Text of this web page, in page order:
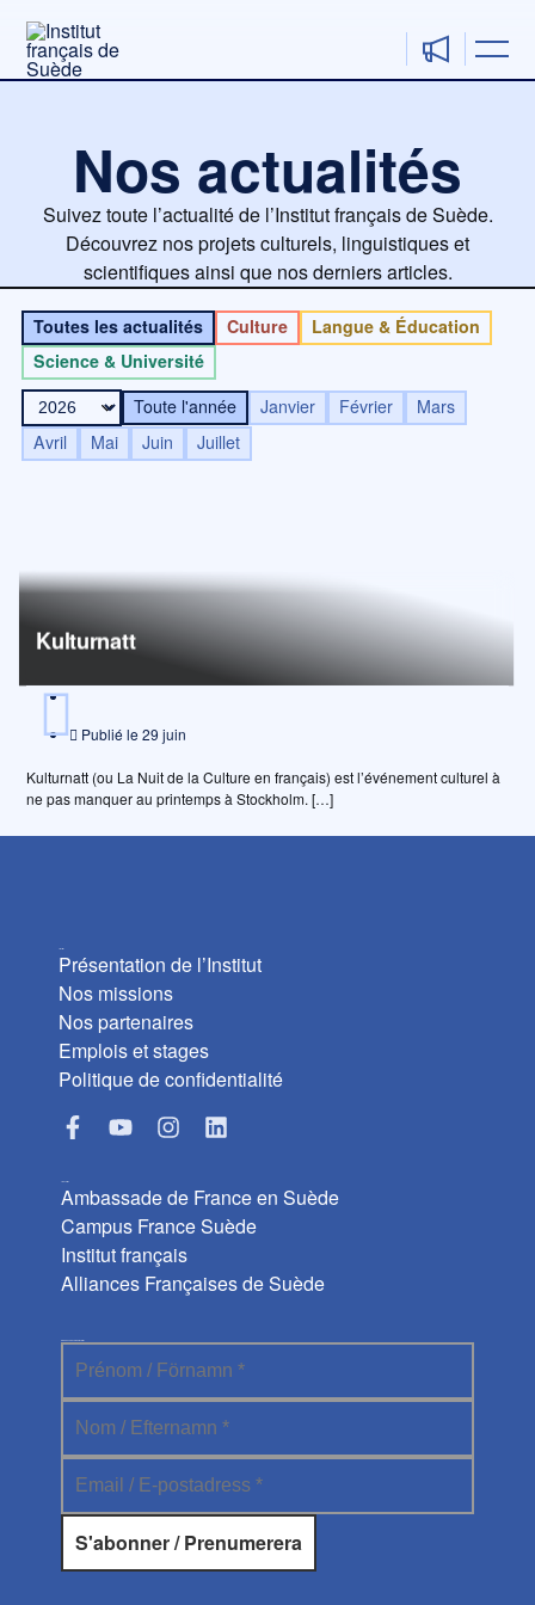
contenu
Nos actualités
Suivez toute l’actualité de l’Institut français de Suède.
Découvrez nos projets culturels, linguistiques et
scientifiques ainsi que nos derniers articles.
Toutes les actualités Culture
Langue & Éducation
Science & Université
Toute l'année
Janvier Février
Mars
Avril
Mai Juin Juillet
Kulturnatt
Publié le 29 juin
Kulturnatt (ou La Nuit de la Culture en français) est l’événement culturel à
ne pas manquer au printemps à Stockholm. […]
Présentation de l’Institut
Nos missions
Nos partenaires
Emplois et stages
Politique de confidentialité
Ambassade de France en Suède
Campus France Suède
Institut français
Alliances Françaises de Suède